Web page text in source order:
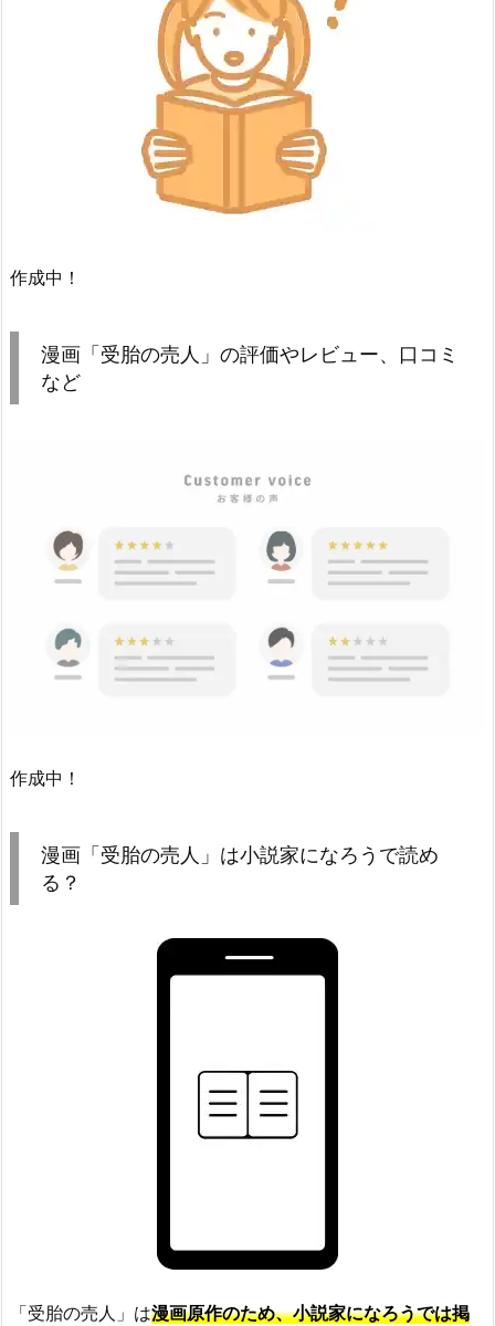
作成中！
漫画「受胎の売人」の評価やレビュー、口コミ
など
作成中！
漫画「受胎の売人」は小説家になろうで読め
る？
「受胎の売人」は漫画原作のため、小説家になろうでは掲